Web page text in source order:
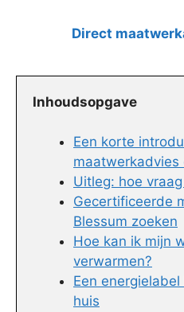
Direct
Inhoudsopgave
Een korte
maatwerkadvies
Uitleg: hoe
Gecertificeerde
Blessum zoeken
Hoe kan ik mijn
verwarmen?
Een
huis